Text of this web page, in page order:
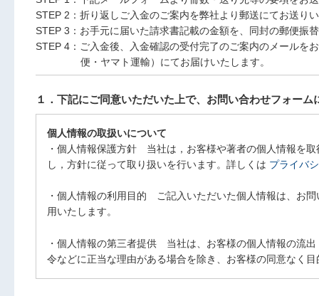
STEP 2：折り返しご入金のご案内を弊社より郵送にてお送り
STEP 3：お手元に届いた請求書記載の金額を、同封の郵便振
STEP 4：ご入金後、入金確認の受付完了のご案内のメールを
便・ヤマト運輸）にてお届けいたします。
１．下記にご同意いただいた上で、お問い合わせフォーム
個人情報の取扱いについて
・個人情報保護方針 当社は，お客様や著者の個人情報を
し，方針に従って取り扱いを行います。詳しくは プライバ
・個人情報の利用目的 ご記入いただいた個人情報は、お
用いたします。
・個人情報の第三者提供 当社は、お客様の個人情報の流
令などに正当な理由がある場合を除き、お客様の同意なく